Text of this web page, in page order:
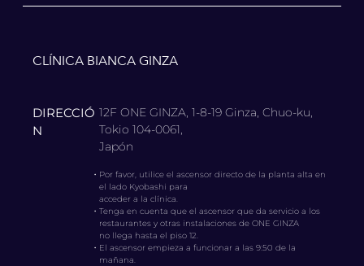
CLÍNICA BIANCA GINZA
DIRECCIÓ
N
12F ONE GINZA, 1-8-19 Ginza, Chuo-ku,
Tokio 104-0061,
Japón
・ Por favor, utilice el ascensor directo de la planta alta en
el lado Kyobashi para
acceder a la clínica.
・Tenga en cuenta que el ascensor que da servicio a los
restaurantes y otras instalaciones de ONE GINZA
no llega hasta el piso 12.
・ El ascensor empieza a funcionar a las 9:50 de la
mañana.